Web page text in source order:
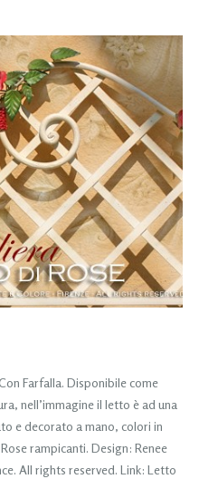
Farfalla. Disponibile come
nell’immagine il letto è ad una
e decorato a mano, colori in
rampicanti. Design: Renee
All rights reserved. Link: Letto